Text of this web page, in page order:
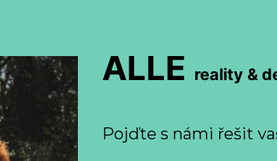
ALLE reality &
Pojďte s námi řešit